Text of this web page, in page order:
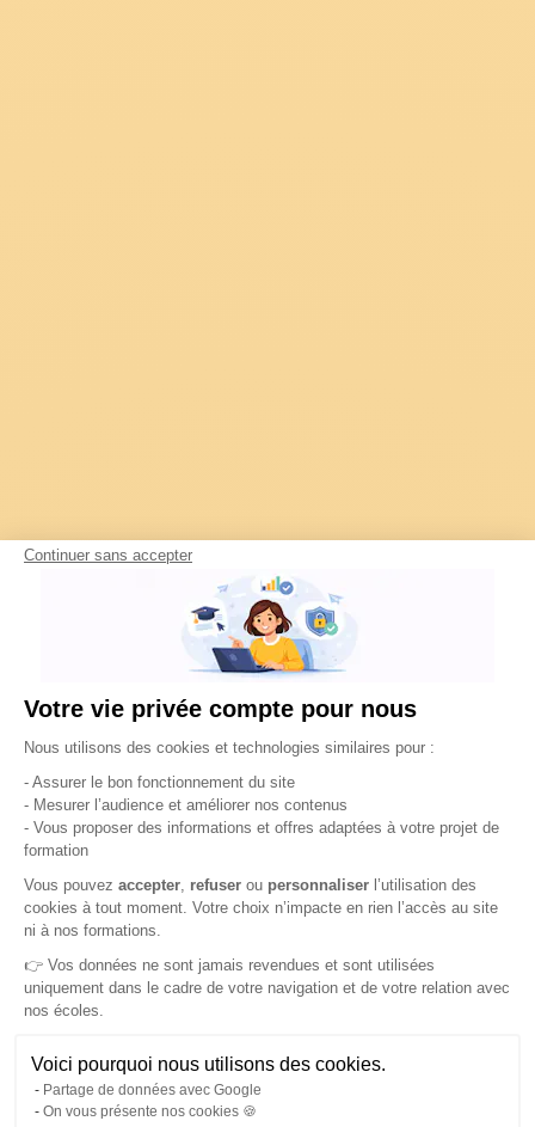
Continuer sans accepter
Votre vie privée compte pour nous
Plateforme de Gestion du Consentement :
Nous utilisons des cookies et technologies similaires pour :
- Assurer le bon fonctionnement du site
- Mesurer l’audience et améliorer nos contenus
- Vous proposer des informations et offres adaptées à votre projet de
formation
Vous pouvez accepter, refuser ou personnaliser l’utilisation des
cookies à tout moment. Votre choix n’impacte en rien l’accès au site
ni à nos formations.
👉 Vos données ne sont jamais revendues et sont utilisées
uniquement dans le cadre de votre navigation et de votre relation avec
nos écoles.
Voici pourquoi nous utilisons des cookies.
Partage de données avec Google
On vous présente nos cookies 🍪
Axeptio consent